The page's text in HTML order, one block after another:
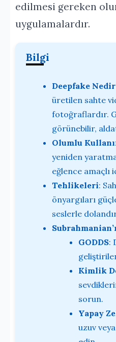
edilmesi gereken
uygulamalardır.
Bilgi
Deepfake
üretilen sahte
fotoğraflardır.
görünebilir,
Olumlu
yeniden
eğlence amaçlı
Tehlikeleri:
önyargıları
seslerle
GODDS:
Kimlik
sorun.
Yapay
uzuv